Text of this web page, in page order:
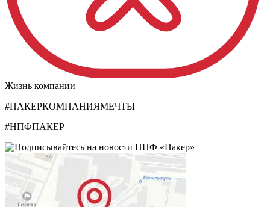
Жизнь компании
#ПАКЕРКОМПАНИЯМЕЧТЫ
#НПФПАКЕР